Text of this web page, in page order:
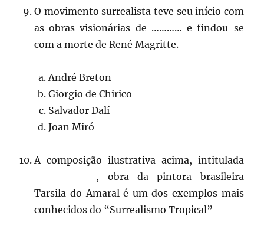
O movimento surrealista teve seu início com
as obras visionárias de ………… e findou-se
com a morte de René Magritte.
André Breton
Giorgio de Chirico
Salvador Dalí
Joan Miró
A composição ilustrativa acima, intitulada
—————-, obra da pintora brasileira
Tarsila do Amaral é um dos exemplos mais
conhecidos do “Surrealismo Tropical”